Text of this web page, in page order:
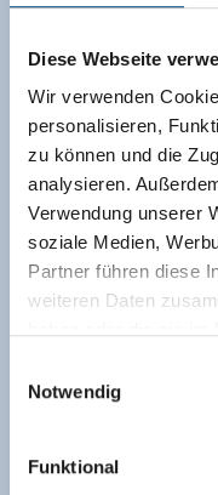
Diese Webseite
Wir verwenden
personalisieren,
zu können und die
analysieren.
Verwendung unserer
soziale Medien,
Partner führen diese
weiteren Daten
Rohr 23// A-6280 Zell
Notwendig
Funktional